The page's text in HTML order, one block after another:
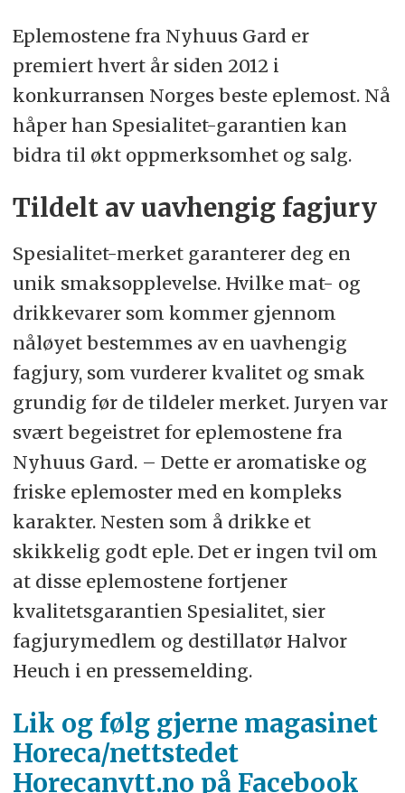
Eplemostene fra Nyhuus Gard er
premiert hvert år siden 2012 i
konkurransen Norges beste eplemost. Nå
håper han Spesialitet-garantien kan
bidra til økt oppmerksomhet og salg.
Tildelt av uavhengig fagjury
Spesialitet-merket garanterer deg en
unik smaksopplevelse. Hvilke mat- og
drikkevarer som kommer gjennom
nåløyet bestemmes av en uavhengig
fagjury, som vurderer kvalitet og smak
grundig før de tildeler merket. Juryen var
svært begeistret for eplemostene fra
Nyhuus Gard. – Dette er aromatiske og
friske eplemoster med en kompleks
karakter. Nesten som å drikke et
skikkelig godt eple. Det er ingen tvil om
at disse eplemostene fortjener
kvalitetsgarantien Spesialitet, sier
fagjurymedlem og destillatør Halvor
Heuch i en pressemelding.
Lik og følg gjerne magasinet
Horeca/nettstedet
Horecanytt.no på Facebook